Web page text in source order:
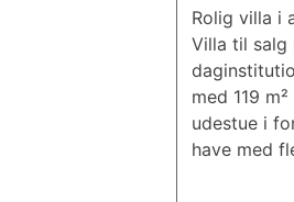
Rolig villa i
Villa til salg
med 119
udestue i
have med